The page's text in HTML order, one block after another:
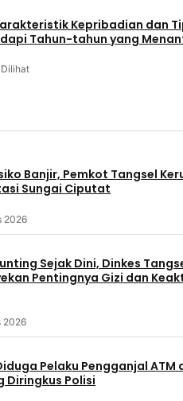
Kepribadian dan
Tahun-tahun yang
Banjir, Pemkot Tangsel
Sungai Ciputat
2026
Sejak Dini, Dinkes
Pentingnya Gizi dan
2026
Pelaku Pengganjal ATM
Diringkus Polisi